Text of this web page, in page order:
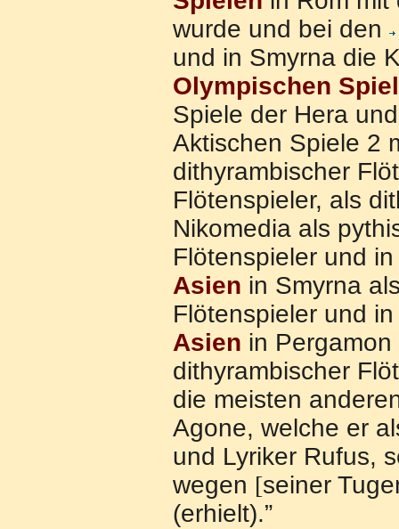
wurde und bei den
und in Smyrna die
Olympischen
Spiele der Hera
Aktischen Spiele 2
dithyrambischer
Flötenspieler, als
Nikomedia als
Flötenspieler und
Asien in Smyrna
Flötenspieler und
Asien in
dithyrambischer
die meisten
Agone, welche er
und Lyriker Rufus,
wegen [seiner
(erhielt).”